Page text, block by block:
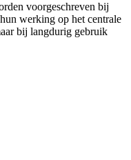
voorgeschreven bij
werking op het centrale
bij langdurig gebruik